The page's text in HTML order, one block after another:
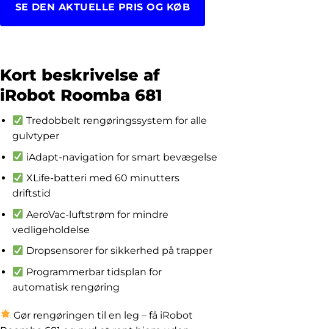
SE DEN AKTUELLE PRIS OG KØB
Kort beskrivelse af
iRobot Roomba 681
Tredobbelt rengøringssystem for alle
gulvtyper
iAdapt-navigation for smart bevægelse
XLife-batteri med 60 minutters
driftstid
AeroVac-luftstrøm for mindre
vedligeholdelse
Dropsensorer for sikkerhed på trapper
Programmerbar tidsplan for
automatisk rengøring
Gør rengøringen til en leg – få iRobot